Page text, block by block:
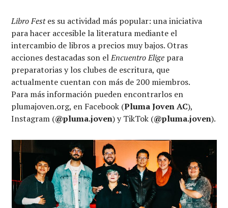
Libro Festes su actividad más popular: una iniciativa
para hacer accesible la literatura mediante el
intercambio de libros a precios muy bajos. Otras
acciones destacadas son elEncuentro Elige para
preparatorias y los clubes de escritura, que
actualmente cuentan con más de 200 miembros.
Para más información pueden encontrarlos en
plumajoven.org, en Facebook (Pluma Joven AC),
Instagram (@pluma.joven) y TikTok (@pluma.joven).